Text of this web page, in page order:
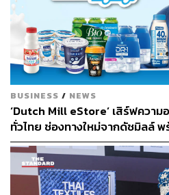
BUSINESS / NEWS
‘Dutch Mill eStore’ เสิร์ฟควา
ทั่วไทย ช่องทางใหม่จากดัชมิลล์
ประเทศ ส่งไว สั่งก่อนเที่ยง ได้ข
เย็นตรงจากโรงงาน